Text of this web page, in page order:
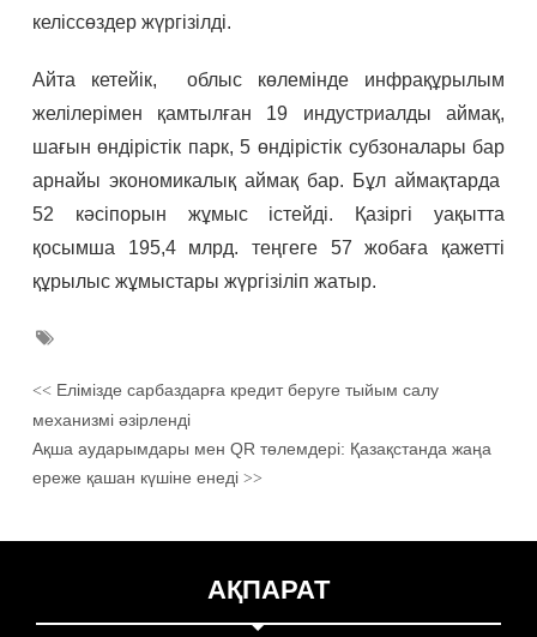
келіссөздер жүргізілді.
Айта кетейік, облыс көлемінде инфрақұрылым
желілерімен қамтылған 19 индустриалды аймақ,
шағын өндірістік парк, 5 өндірістік субзоналары бар
арнайы экономикалық аймақ бар. Бұл аймақтарда
52 кәсіпорын жұмыс істейді. Қазіргі уақытта
қосымша 195,4 млрд. теңгеге 57 жобаға қажетті
құрылыс жұмыстары жүргізіліп жатыр.
<<Елімізде сарбаздарға кредит беруге тыйым салу
механизмі әзірленді
Ақша аударымдары мен QR төлемдері: Қазақстанда жаңа
ереже қашан күшіне енеді >>
АҚПАРАТ